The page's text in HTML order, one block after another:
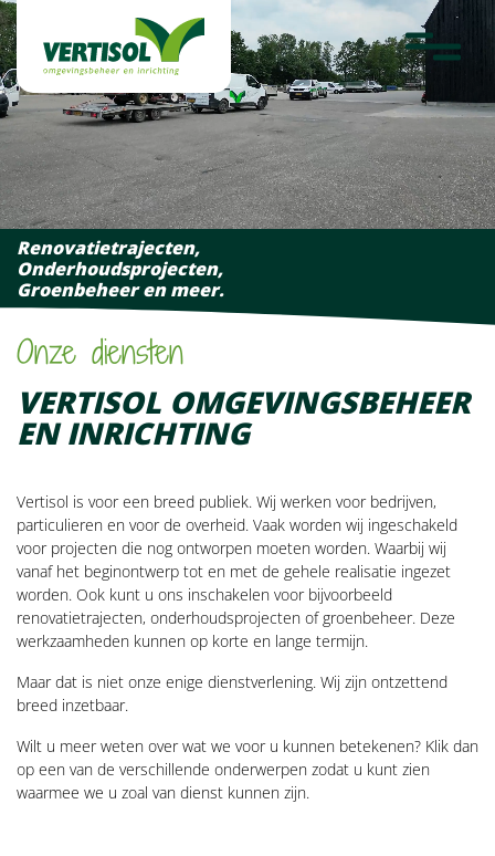
overslaan
Werken bij
Projecten
Laatste nieuws
Fotoalbum
Contact
Renovatietrajecten,
Onderhoudsprojecten,
Groenbeheer en meer.
Onze diensten
VERTISOL OMGEVINGSBEHEER
EN INRICHTING
Vertisol is voor een breed publiek. Wij werken voor bedrijven,
particulieren en voor de overheid. Vaak worden wij ingeschakeld
voor projecten die nog ontworpen moeten worden. Waarbij wij
vanaf het beginontwerp tot en met de gehele realisatie ingezet
worden. Ook kunt u ons inschakelen voor bijvoorbeeld
renovatietrajecten, onderhoudsprojecten of groenbeheer. Deze
werkzaamheden kunnen op korte en lange termijn.
Maar dat is niet onze enige dienstverlening. Wij zijn ontzettend
breed inzetbaar.
Wilt u meer weten over wat we voor u kunnen betekenen? Klik dan
op een van de verschillende onderwerpen zodat u kunt zien
waarmee we u zoal van dienst kunnen zijn.